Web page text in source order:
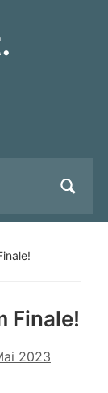
Finale!
2023